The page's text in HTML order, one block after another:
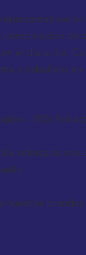
combinación de
el día a día.
y caballero en
– 50%
reforzada con
nuestras